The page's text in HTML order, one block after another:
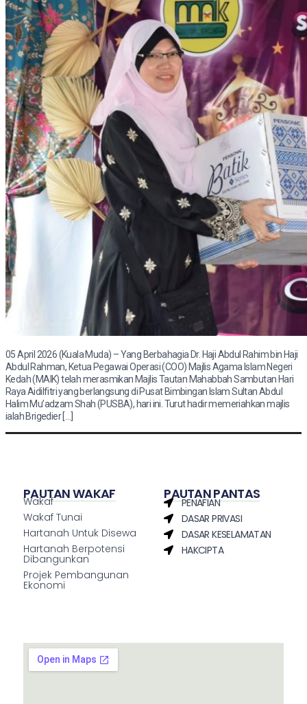
05 April 2026 (Kuala Muda) – Yang Berbahagia Dr. Haji Abdul Rahim bin Haji
Abdul Rahman, Ketua Pegawai Operasi (COO) Majlis Agama Islam Negeri
Kedah (MAIK) telah merasmikan Majlis Tautan Mahabbah Sambutan Hari
Raya Aidilfitri yang berlangsung di Pusat Bimbingan Islam Sultan Abdul
Halim Mu’adzam Shah (PUSBA), hari ini. Turut hadir memeriahkan majlis
ialah Brigedier […]
PAUTAN WAKAF
Wakaf
Wakaf Tunai
Hartanah Untuk Disewa
Hartanah Berpotensi
Dibangunkan
Projek Pembangunan
Ekonomi
PAUTAN PANTAS
PENAFIAN
DASAR PRIVASI
DASAR KESELAMATAN
HAKCIPTA